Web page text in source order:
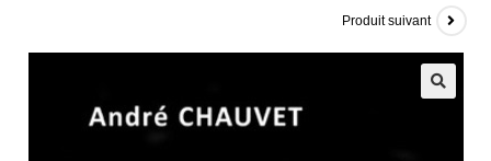
Produit suivant